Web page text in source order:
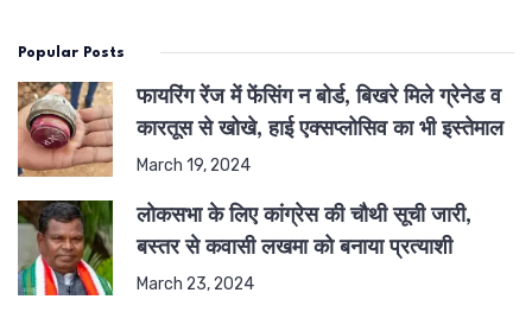
Popular Posts
फायरिंग रेंज में फेंसिंग न बोर्ड, बिखरे मिले ग्रेनेड व
कारतूस से खोखे, हाई एक्सप्लोसिव का भी इस्तेमाल
March 19, 2024
लोकसभा के लिए कांग्रेस की चौथी सूची जारी,
बस्तर से कवासी लखमा को बनाया प्रत्याशी
March 23, 2024